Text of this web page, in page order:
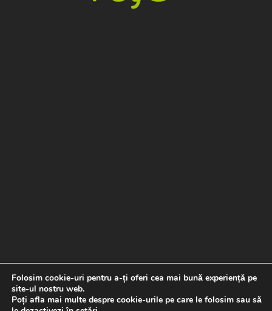
Folosim cookie-uri pentru a-ți oferi cea mai bună experiență pe
site-ul nostru web.
Poți afla mai multe despre cookie-urile pe care le folosim sau să